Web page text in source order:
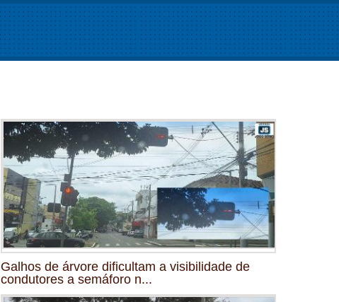
Galhos de árvore dificultam a visibilidade de
condutores a semáforo n...